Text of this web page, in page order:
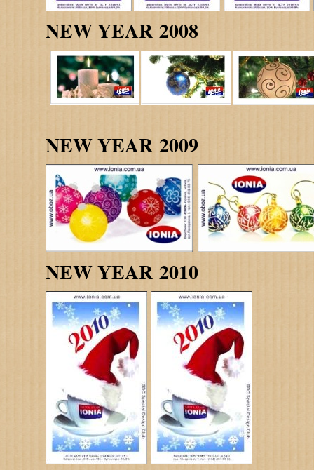
NEW YEAR 2008
NEW YEAR 2009
NEW YEAR 2010